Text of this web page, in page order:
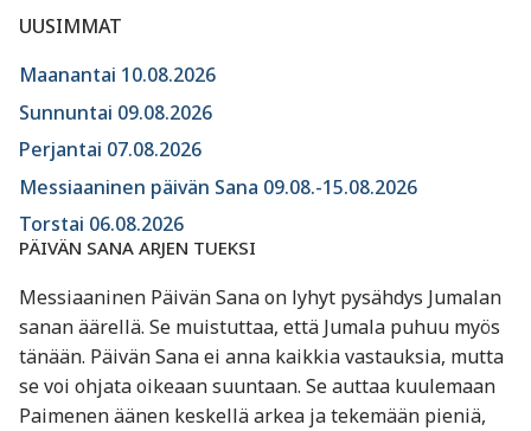
UUSIMMAT
Maanantai 10.08.2026
Sunnuntai 09.08.2026
Perjantai 07.08.2026
Messiaaninen päivän Sana 09.08.-15.08.2026
Torstai 06.08.2026
PÄIVÄN SANA ARJEN TUEKSI
Messiaaninen Päivän Sana on lyhyt pysähdys Jumalan
sanan äärellä. Se muistuttaa, että Jumala puhuu myös
tänään. Päivän Sana ei anna kaikkia vastauksia, mutta
se voi ohjata oikeaan suuntaan. Se auttaa kuulemaan
Paimenen äänen keskellä arkea ja tekemään pieniä,